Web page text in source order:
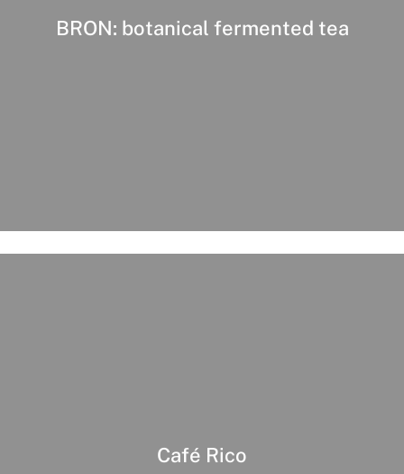
BRON: botanical fermented tea
Café Rico